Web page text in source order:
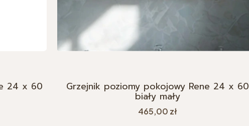
24 x 60 Grzejnik poziomy pokojowy Rene 24 x 60
biały mały
Cena
465,00 zł